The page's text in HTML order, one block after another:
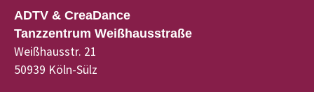
ADTV & CreaDance
Tanzzentrum Weißhausstraße
Weißhausstr. 21
50939 Köln-Sülz